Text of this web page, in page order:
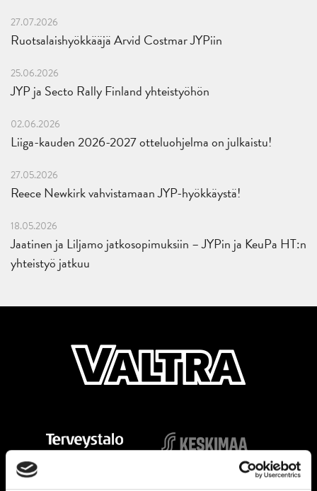
27.07.2026
Ruotsalaishyökkääjä Arvid Costmar JYPiin
25.06.2026
JYP ja Secto Rally Finland yhteistyöhön
02.06.2026
Liiga-kauden 2026-2027 otteluohjelma on julkaistu!
27.05.2026
Reece Newkirk vahvistamaan JYP-hyökkäystä!
18.05.2026
Jaatinen ja Liljamo jatkosopimuksiin – JYPin ja KeuPa HT:n
yhteistyö jatkuu